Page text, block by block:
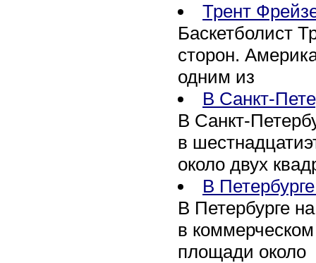
Трент
Баскетболист
сторон.
одним из
В Санкт-
В Санкт-
в
около двух
В
В Петербурге
в
площади около